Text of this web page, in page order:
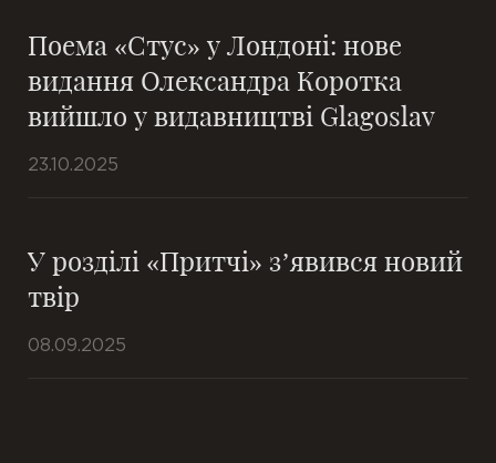
Поема «Стус» у Лондоні: нове
видання Олександра Коротка
вийшло у видавництві Glagoslav
23.10.2025
У розділі «Притчі» з’явився новий
твір
08.09.2025